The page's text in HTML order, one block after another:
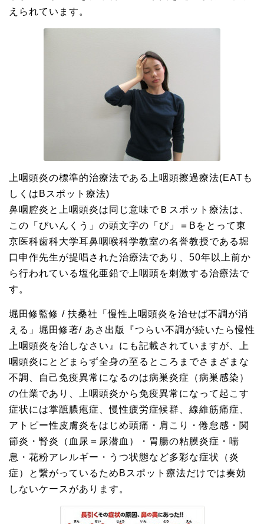
えられています。
上咽頭炎の標準的治療法である上咽頭擦過療法(EATも
しくはBスポット療法)
鼻咽腔炎と上咽頭炎は同じ意味でＢスポット療法は、
この「びいんくう」の頭文字の「び」＝Bをとって東
京医科歯科大学耳鼻咽喉科学教室の名誉教授である堀
口申作先生が提唱された治療法であり、50年以上前か
ら行われている塩化亜鉛で上咽頭を刺激する治療法で
す。
堀田修監修 / 扶桑社「慢性上咽頭炎を治せば不調が消
える」堀田修著/ あさ出版『つらい不調が続いたら慢性
上咽頭炎を治しなさい』にも記載されていますが、上
咽頭炎にとどまらず全身の至るところまでさまざまな
不調、自己免疫異常になるのは病巣炎症（病巣感染）
の仕業であり、上咽頭炎から免疫異常になって起こす
症状には掌蹠膿疱症、慢性疲労症候群、線維筋痛症、
アトピー性皮膚炎をはじめ頭痛・肩こり・倦怠感・関
節炎・腎炎（血尿＝尿潜血）・胃腸の粘膜炎症・喘
息・花粉アレルギー・うつ状態など多彩な症状（炎
症）と繋がっているためBスポット療法だけでは奏効
しないケースがあります。